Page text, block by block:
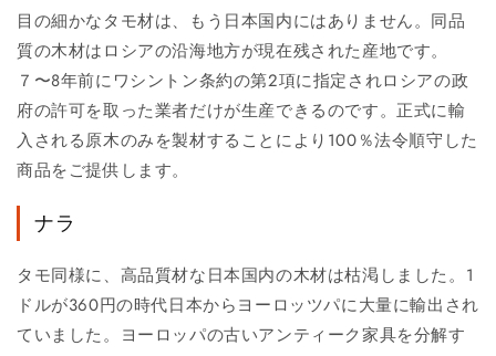
目の細かなタモ材は、もう日本国内にはありません。同品
質の木材はロシアの沿海地方が現在残された産地です。
７〜8年前にワシントン条約の第2項に指定されロシアの政
府の許可を取った業者だけが生産できるのです。正式に輸
入される原木のみを製材することにより100％法令順守した
商品をご提供します。
ナラ
タモ同様に、高品質材な日本国内の木材は枯渇しました。1
ドルが360円の時代日本からヨーロッツパに大量に輸出され
ていました。ヨーロッパの古いアンティーク家具を分解す